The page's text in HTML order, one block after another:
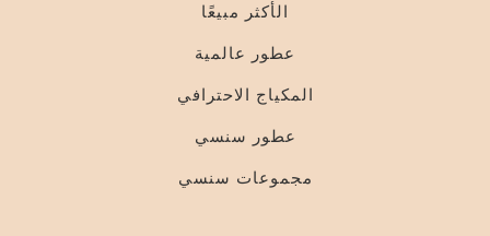
الأكثر مبيعًا
عطور عالمية
المكياج الاحترافي
عطور سنسي
مجموعات سنسي